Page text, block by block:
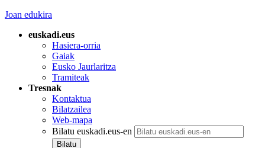
Joan edukira
euskadi.eus
Hasiera-orria
Gaiak
Eusko Jaurlaritza
Tramiteak
Tresnak
Kontaktua
Bilatzailea
Web-mapa
Bilatu euskadi.eus-en